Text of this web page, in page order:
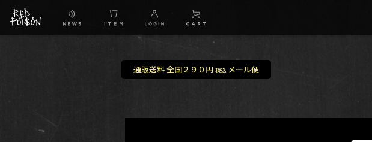
通販送料 全国２９０円 税込メール便